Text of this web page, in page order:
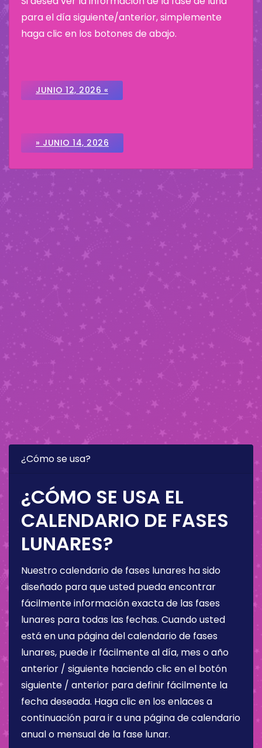
para el día siguiente/anterior, simplemente
haga clic en los botones de abajo.
JUNIO 12, 2026 «
» JUNIO 14, 2026
¿Cómo se usa?
¿CÓMO SE USA EL
CALENDARIO DE FASES
LUNARES?
Nuestro calendario de fases lunares ha sido
diseñado para que usted pueda encontrar
fácilmente información exacta de las fases
lunares para todas las fechas. Cuando usted
está en una página del calendario de fases
lunares, puede ir fácilmente al día, mes o año
anterior / siguiente haciendo clic en el botón
siguiente / anterior para definir fácilmente la
fecha deseada. Haga clic en los enlaces a
continuación para ir a una página de calendario
anual o mensual de la fase lunar.